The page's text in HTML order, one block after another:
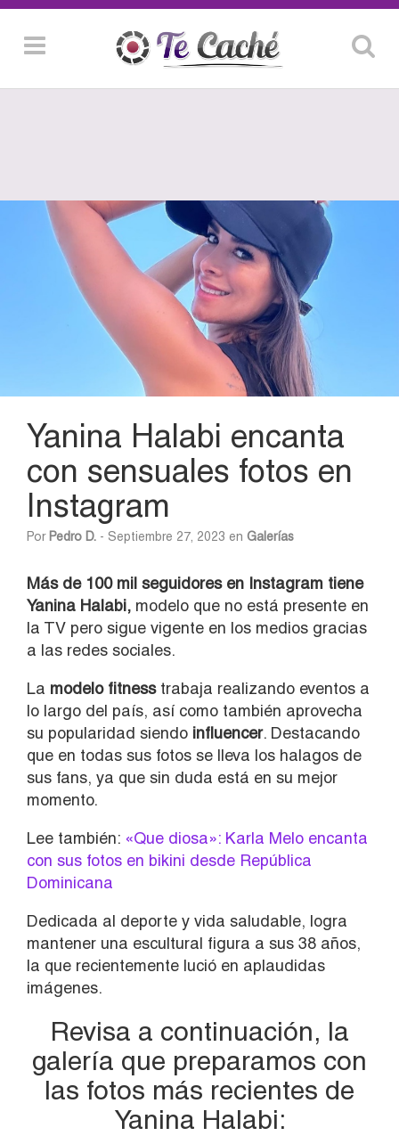
Yanina Halabi encanta
con sensuales fotos en
Instagram
Por Pedro D. - Septiembre 27, 2023 en Galerías
Más de 100 mil seguidores en Instagram tiene
Yanina Halabi, modelo que no está presente en
la TV pero sigue vigente en los medios gracias
a las redes sociales.
La modelo fitnesstrabaja realizando eventos a
lo largo del país, así como también aprovecha
su popularidad siendo influencer. Destacando
que en todas sus fotos se lleva los halagos de
sus fans, ya que sin duda está en su mejor
momento.
Lee también: «Que diosa»: Karla Melo encanta
con sus fotos en bikini desde República
Dominicana
Dedicada al deporte y vida saludable, logra
mantener una escultural figura a sus 38 años,
la que recientemente lució en aplaudidas
imágenes.
Revisa a continuación, la
galería que preparamos con
las fotos más recientes de
Yanina Halabi: